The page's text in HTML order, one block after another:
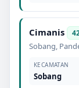
Cimanis
Sobang,
KECAMATAN
Sobang